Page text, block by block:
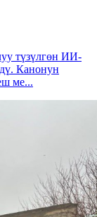
түзүлгөн ИИ-
Канонун
ме...